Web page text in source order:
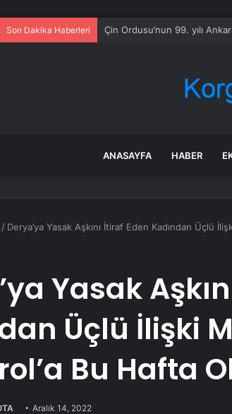
Son Dakika Haberleri Çin Ordusu’nun 99. yılı
ANASAYFA HABER
/ Derya’ya Yasak Aşkını İtiraf Eden Kadından Üçlü
Yasak
Üçlü İlişki
Bu Hafta
Aralık 14, 2022